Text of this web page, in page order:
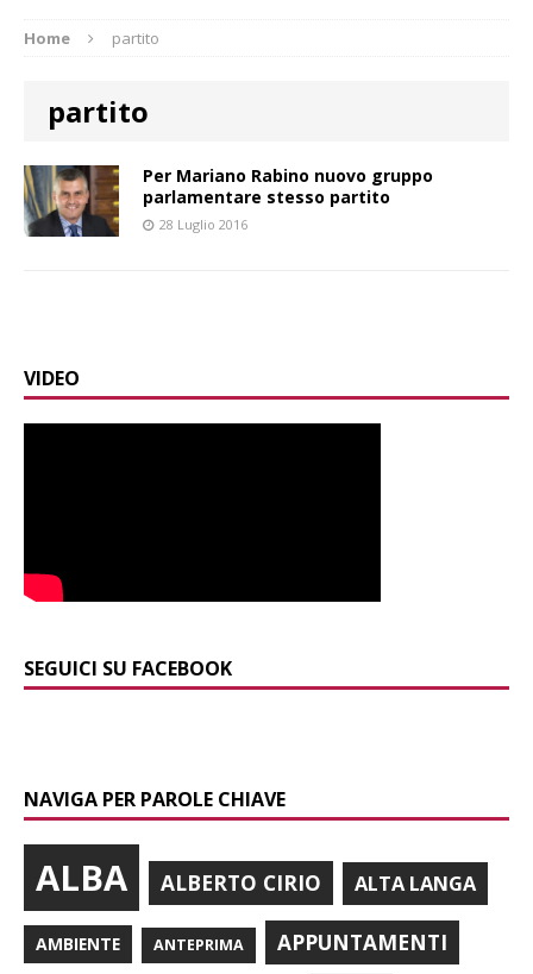
Home partito
partito
Per Mariano Rabino nuovo gruppo
parlamentare stesso partito
28 Luglio 2016
VIDEO
SEGUICI SU FACEBOOK
NAVIGA PER PAROLE CHIAVE
ALBA ALBERTO CIRIO ALTA LANGA
AMBIENTE ANTEPRIMA APPUNTAMENTI